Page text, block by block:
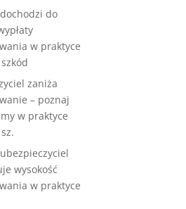
do
w praktyce
zaniża
– poznaj
w praktyce
wysokość
w praktyce